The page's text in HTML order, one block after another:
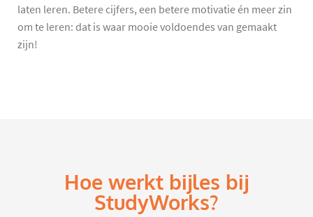
laten leren. Betere cijfers, een betere motivatie én meer zin
om te leren: dat is waar mooie voldoendes van gemaakt
zijn!
Hoe werkt bijles bij
StudyWorks?